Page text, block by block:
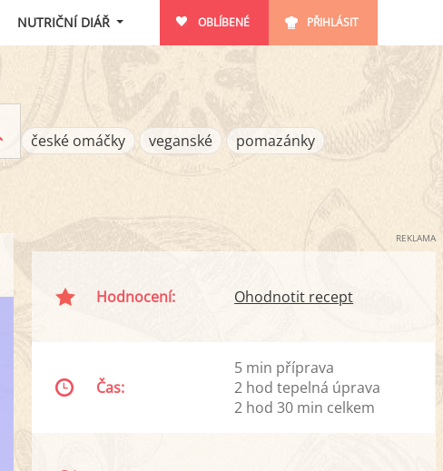
NUTRIČNÍ DIÁŘ OBLÍBENÉ PŘIHLÁSIT
české omáčky veganské pomazánky
REKLAMA
Hodnocení: Ohodnotit recept
Čas:
5 min příprava
2 hod tepelná úprava
2 hod 30 min celkem